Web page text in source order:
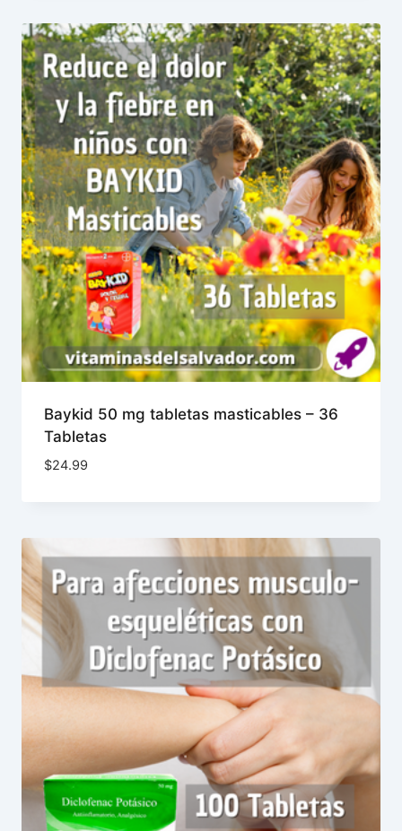
Baykid 50 mg tabletas masticables – 36
Tabletas
$24.99